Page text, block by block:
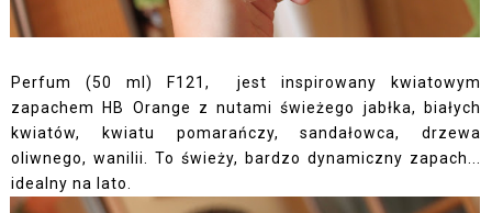
Perfum (50 ml) F121, jest inspirowany kwiatowym
zapachem HB Orange z nutami świeżego jabłka, białych
kwiatów, kwiatu pomarańczy, sandałowca, drzewa
oliwnego, wanilii. To świeży, bardzo dynamiczny zapach...
idealny na lato.